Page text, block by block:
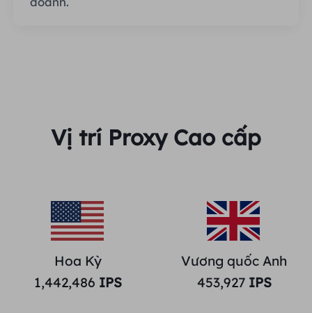
Vị trí Proxy Cao cấp
Hoa Kỳ
1,442,486 IPS
Vương quốc Anh
453,927IPS